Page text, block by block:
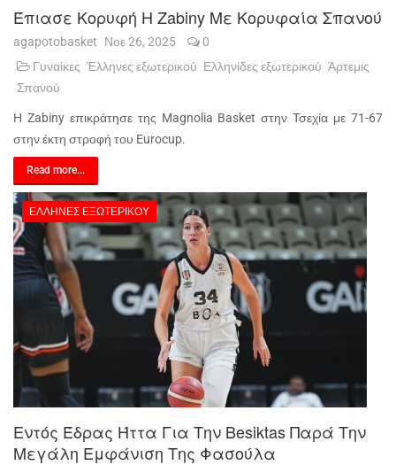
Έπιασε Κορυφή Η Zabiny Με Κορυφαία Σπανού
agapotobasket Νοε 26, 2025
0
Γυναίκες Έλληνες εξωτερικού Ελληνίδες εξωτερικού Άρτεμις
Σπανού
Η Zabiny επικράτησε της Magnolia Basket στην Τσεχία με 71-67
στην έκτη στροφή του Eurocup.
Read more...
ΈΛΛΗΝΕΣ ΕΞΩΤΕΡΙΚΟΎ
Εντός Έδρας Ήττα Για Την Besiktas Παρά Την
Μεγάλη Εμφάνιση Της Φασούλα